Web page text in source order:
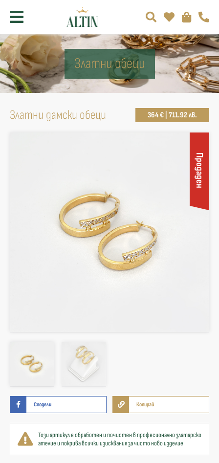
Златни обеци
Златни дамски обеци 364 € | 711.92 лв.
Продаден
Сподели Копирай
Този артикул е обработен и почистен в професионално златарско
ателие и покрива всички изисквания за чисто ново изделие